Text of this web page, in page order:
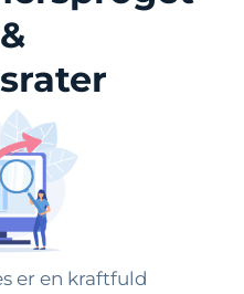
er en kraftfuld